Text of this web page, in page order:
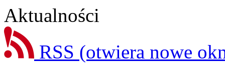
Aktualności
RSS (otwiera nowe